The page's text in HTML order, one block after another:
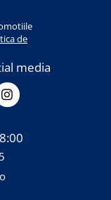
de
media